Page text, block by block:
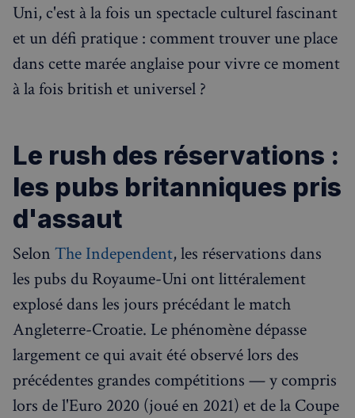
Uni, c'est à la fois un spectacle culturel fascinant
et un défi pratique : comment trouver une place
dans cette marée anglaise pour vivre ce moment
à la fois british et universel ?
Le rush des réservations :
les pubs britanniques pris
d'assaut
Selon The Independent, les réservations dans
les pubs du Royaume-Uni ont littéralement
explosé dans les jours précédant le match
Angleterre-Croatie. Le phénomène dépasse
largement ce qui avait été observé lors des
précédentes grandes compétitions — y compris
lors de l'Euro 2020 (joué en 2021) et de la Coupe